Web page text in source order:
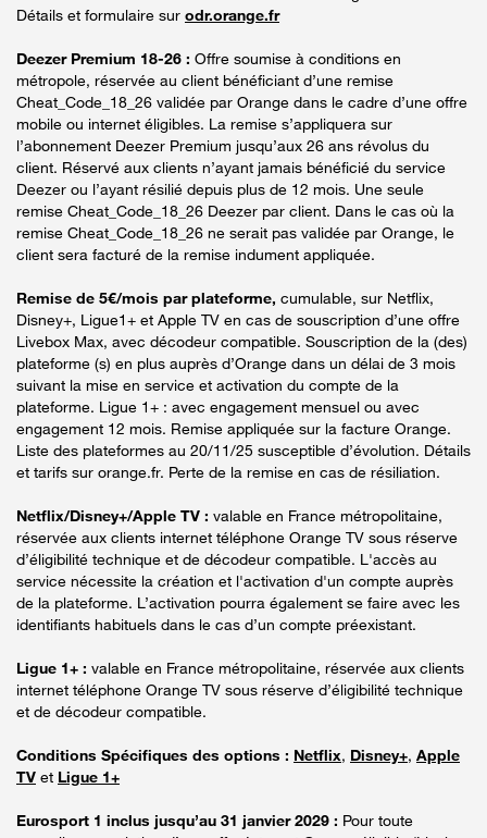
Détails et formulaire sur odr.orange.fr
Deezer Premium 18-26 : Offre soumise à conditions en
métropole, réservée au client bénéficiant d’une remise
Cheat_Code_18_26 validée par Orange dans le cadre d’une offre
mobile ou internet éligibles. La remise s’appliquera sur
l’abonnement Deezer Premium jusqu’aux 26 ans révolus du
client. Réservé aux clients n’ayant jamais bénéficié du service
Deezer ou l’ayant résilié depuis plus de 12 mois. Une seule
remise Cheat_Code_18_26 Deezer par client. Dans le cas où la
remise Cheat_Code_18_26 ne serait pas validée par Orange, le
client sera facturé de la remise indument appliquée.
Remise de 5€/mois par plateforme, cumulable, sur Netflix,
Disney+, Ligue1+ et Apple TV en cas de souscription d’une offre
Livebox Max, avec décodeur compatible. Souscription de la (des)
plateforme (s) en plus auprès d’Orange dans un délai de 3 mois
suivant la mise en service et activation du compte de la
plateforme. Ligue 1+ : avec engagement mensuel ou avec
engagement 12 mois. Remise appliquée sur la facture Orange.
Liste des plateformes au 20/11/25 susceptible d’évolution. Détails
et tarifs sur orange.fr. Perte de la remise en cas de résiliation.
Netflix/Disney+/Apple TV : valable en France métropolitaine,
réservée aux clients internet téléphone Orange TV sous réserve
d’éligibilité technique et de décodeur compatible. L'accès au
service nécessite la création et l'activation d'un compte auprès
de la plateforme. L’activation pourra également se faire avec les
identifiants habituels dans le cas d’un compte préexistant.
Ligue 1+ : valable en France métropolitaine, réservée aux clients
internet téléphone Orange TV sous réserve d’éligibilité technique
et de décodeur compatible.
Conditions Spécifiques des options : Netflix, Disney+, Apple
TV et Ligue 1+
Eurosport 1 inclus jusqu’au 31 janvier 2029 : Pour toute